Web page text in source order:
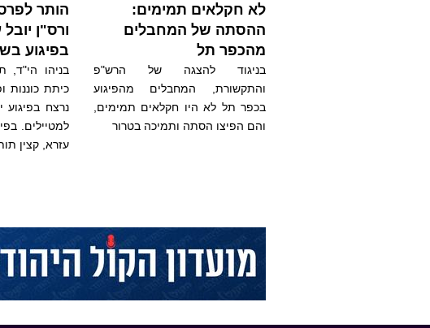
לא חקלאים תמימים:
ההסתה של המחבלים
מהכפר תל
בניגוד להצגה של הרש"פ
והתקשורת, המחבלים מהפיגוע
בכפר תל לא היו חקלאים תמימים,
והם הפיצו הסתה ותמיכה בטרור
הותר
ורס"ן
בפיגוע
בניהו הי"ד,
כיתת כוננות
נרצח בפיגוע
למטיילים.
עזרא, קצין